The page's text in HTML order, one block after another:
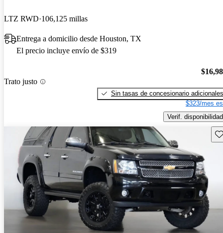
LTZ RWD 106,125 millas
Entrega a domicilio desde Houston, TX
El precio incluye envío de $319
Trato justo
Sin tasas de concesionario adicionales
$323/mes
Verif. disponibilidad